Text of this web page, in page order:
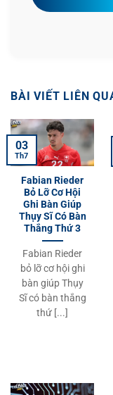
BÀI VIẾT LIÊN
Fabian Rieder
Bỏ Lỡ Cơ Hội
Ghi Bàn Giúp
Thụy Sĩ Có Bàn
Thắng Thứ 3
Fabian Rieder
bỏ lỡ cơ hội ghi
bàn giúp Thụy
Sĩ có bàn thắng
thứ [...]
03
Th7